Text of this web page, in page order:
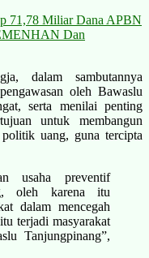
71,78 Miliar Dana APBN
Dan
dalam sambutannya
oleh Bawaslu
serta menilai penting
untuk membangun
uang, guna tercipta
usaha preventif
oleh karena itu
dalam mencegah
terjadi masyarakat
Tanjungpinang”,